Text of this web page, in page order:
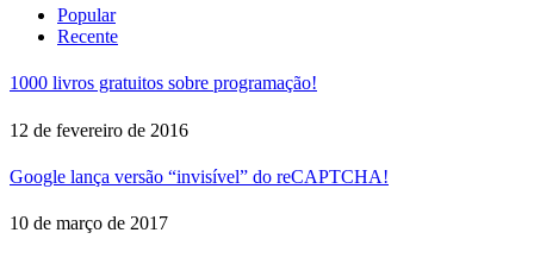
Popular
Recente
1000 livros gratuitos sobre programação!
12 de fevereiro de 2016
Google lança versão “invisível” do reCAPTCHA!
10 de março de 2017